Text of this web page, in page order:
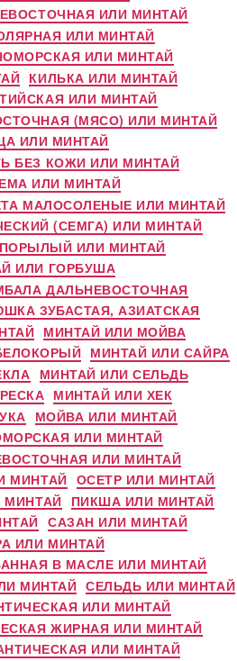
ИЛИ МИНТАЙ
ИЛИ МИНТАЙ
ИЛИ МИНТАЙ
КИЛЬКА ИЛИ МИНТАЙ
ИЛИ МИНТАЙ
(МЯСО) ИЛИ МИНТАЙ
ИЛИ МИНТАЙ
БЕЗ КОЖИ ИЛИ МИНТАЙ
ИЛИ МИНТАЙ
МАЛОСОЛЕНЫЕ ИЛИ МИНТАЙ
(СЕМГА) ИЛИ МИНТАЙ
ИЛИ МИНТАЙ
ИЛИ ГОРБУША
ДАЛЬНЕВОСТОЧНАЯ
ЗУБАСТАЯ, АЗИАТСКАЯ
МИНТАЙ ИЛИ МОЙВА
МИНТАЙ ИЛИ САЙРА
МИНТАЙ ИЛИ СЕЛЬДЬ
МИНТАЙ ИЛИ ХЕК
МОЙВА ИЛИ МИНТАЙ
ИЛИ МИНТАЙ
ИЛИ МИНТАЙ
МИНТАЙ ОСЕТР ИЛИ МИНТАЙ
МИНТАЙ ПИКША ИЛИ МИНТАЙ
САЗАН ИЛИ МИНТАЙ
ИЛИ МИНТАЙ
В МАСЛЕ ИЛИ МИНТАЙ
МИНТАЙ СЕЛЬДЬ ИЛИ МИНТАЙ
ИЛИ МИНТАЙ
ЖИРНАЯ ИЛИ МИНТАЙ
ИЛИ МИНТАЙ